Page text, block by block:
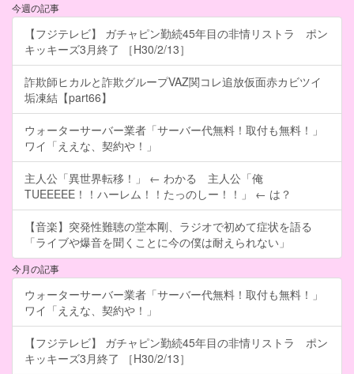
今週の記事
【フジテレビ】 ガチャピン勤続45年目の非情リストラ ポン
キッキーズ3月終了 ［H30/2/13］
詐欺師ヒカルと詐欺グループVAZ関コレ追放仮面赤カビツイ
垢凍結【part66】
ウォーターサーバー業者「サーバー代無料！取付も無料！」
ワイ「ええな、契約や！」
主人公「異世界転移！」 ← わかる 主人公「俺
TUEEEEE！！ハーレム！！たっのしー！！」 ← は？
【音楽】突発性難聴の堂本剛、ラジオで初めて症状を語る
「ライブや爆音を聞くことに今の僕は耐えられない」
今月の記事
ウォーターサーバー業者「サーバー代無料！取付も無料！」
ワイ「ええな、契約や！」
【フジテレビ】 ガチャピン勤続45年目の非情リストラ ポン
キッキーズ3月終了 ［H30/2/13］